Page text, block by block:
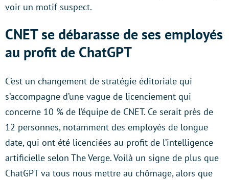
voir un motif suspect.
CNET se débarasse de ses employés
au profit de ChatGPT
C’est un changement de stratégie éditoriale qui
s’accompagne d’une vague de licenciement qui
concerne 10 % de l’équipe de CNET. Ce serait près de
12 personnes, notamment des employés de longue
date, qui ont été licenciées au profit de l’intelligence
artificielle selon The Verge. Voilà un signe de plus que
ChatGPT va tous nous mettre au chômage, alors que